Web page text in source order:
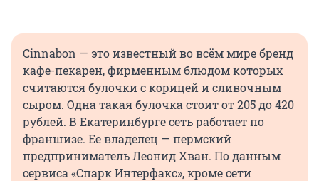
Cinnabon — это известный во всём мире бренд
кафе-пекарен, фирменным блюдом которых
считаются булочки с корицей и сливочным
сыром. Одна такая булочка стоит от 205 до 420
рублей. В Екатеринбурге сеть работает по
франшизе. Ее владелец — пермский
предприниматель Леонид Хван. По данным
сервиса «Спарк Интерфакс», кроме сети